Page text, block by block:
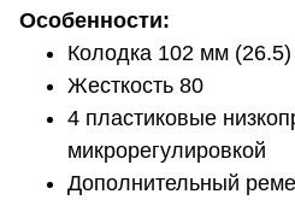
Особенности:
Колодка 102 мм (26.5)
Жесткость 80
4 пластиковые
микрорегулировкой
Дополнительный